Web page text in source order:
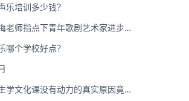
乐培训多少钱？
老师指点下青年歌剧艺术家进步神
哪个学校好点？
学文化课没有动力的真实原因竟是